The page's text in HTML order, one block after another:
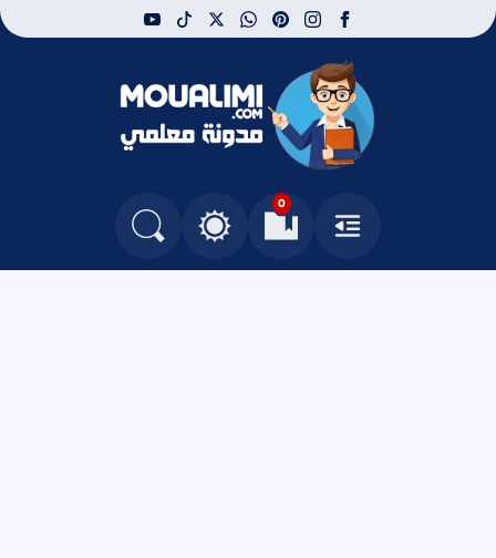
facebook
instagram
pinterest
whatsapp
x
tiktok
youtube
مدونة معلمي
القائمة
0
العلامات المرجعيةالتغيير بين الوضع النهاري والداكن
البحث في المدونة